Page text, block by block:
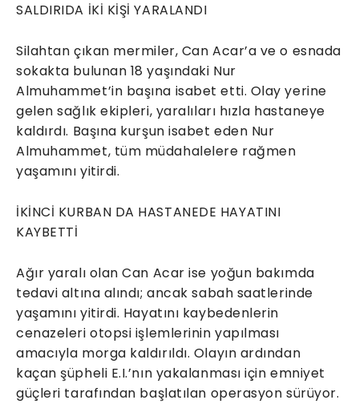
SALDIRIDA İKİ KİŞİ YARALANDI
Silahtan çıkan mermiler, Can Acar’a ve o esnada
sokakta bulunan 18 yaşındaki Nur
Almuhammet’in başına isabet etti. Olay yerine
gelen sağlık ekipleri, yaralıları hızla hastaneye
kaldırdı. Başına kurşun isabet eden Nur
Almuhammet, tüm müdahalelere rağmen
yaşamını yitirdi.
İKİNCİ KURBAN DA HASTANEDE HAYATINI
KAYBETTİ
Ağır yaralı olan Can Acar ise yoğun bakımda
tedavi altına alındı; ancak sabah saatlerinde
yaşamını yitirdi. Hayatını kaybedenlerin
cenazeleri otopsi işlemlerinin yapılması
amacıyla morga kaldırıldı. Olayın ardından
kaçan şüpheli E.I.’nın yakalanması için emniyet
güçleri tarafından başlatılan operasyon sürüyor.